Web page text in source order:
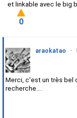
et linkable avec le big
0
araokatao •
Merci, c'est un très bel
recherche....